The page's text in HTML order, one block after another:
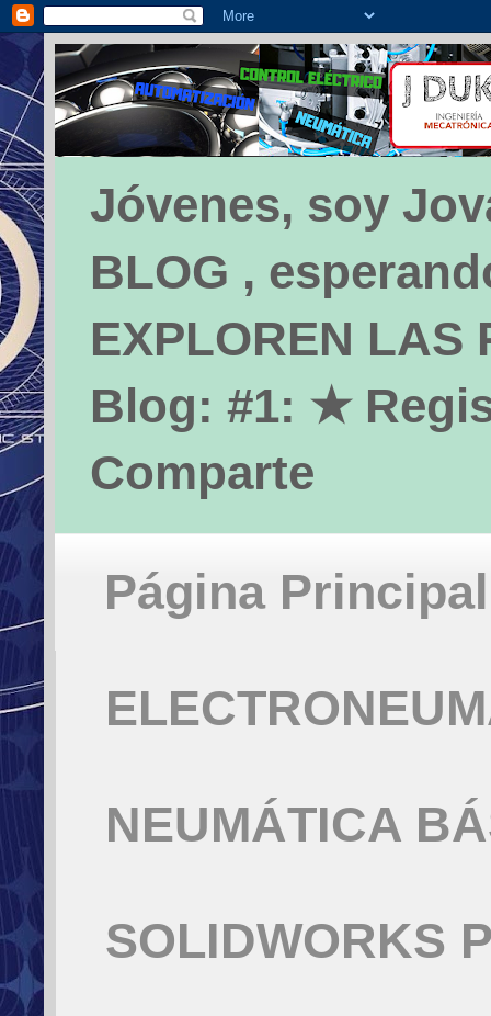
Jóvenes, soy
BLOG ,
EXPLOREN LAS
Blog: #1: ★
Comparte
Página Principal
NEUMÁTICA
SOLIDWORKS